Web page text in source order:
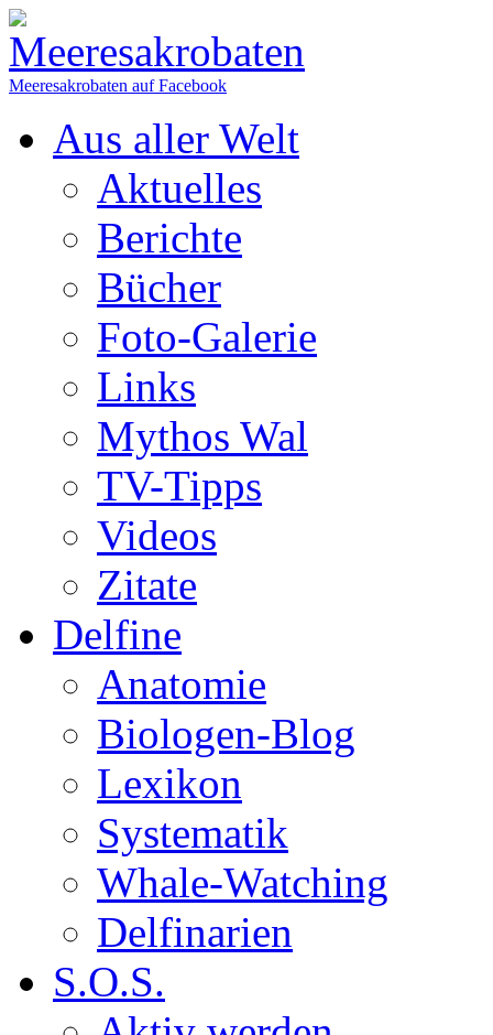
Meeresakrobaten auf Facebook
Aus aller Welt
Aktuelles
Berichte
Bücher
Foto-Galerie
Links
Mythos Wal
TV-Tipps
Videos
Zitate
Delfine
Anatomie
Biologen-Blog
Lexikon
Systematik
Whale-Watching
Delfinarien
S.O.S.